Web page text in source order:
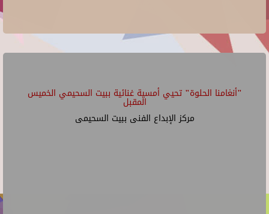
"أنغامنا الحلوة" تحيي أمسية غنائية ببيت السحيمي الخميس
المقبل
مركز الإبداع الفنى ببيت السحيمى